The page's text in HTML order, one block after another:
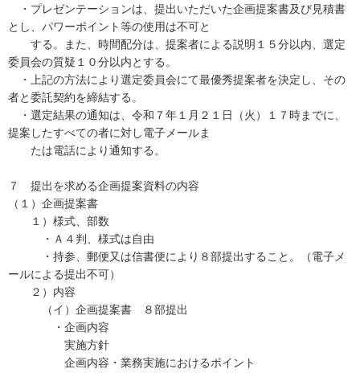
・プレゼンテーションは、提出いただいた企画提案書及び見積書
とし、パワーポイント等の使用は不可と
する。また、時間配分は、提案者による説明１５分以内、選定
委員会の質疑１０分以内とする。
・上記の方法により選定委員会にて最優秀提案者を決定し、その
者と委託契約を締結する。
・選定結果の通知は、令和７年１月２１日（火）１７時までに、
提案したすべての者に対し電子メールま
たは電話により通知する。
７ 提出を求める企画提案資料の内容
（１）企画提案書
１）様式、部数
・Ａ４判、様式は自由
・持参、郵便又は信書便により８部提出すること。（電子メ
ールによる提出不可）
２）内容
（イ）企画提案書 ８部提出
・企画内容
実施方針
企画内容・業務実施におけるポイント